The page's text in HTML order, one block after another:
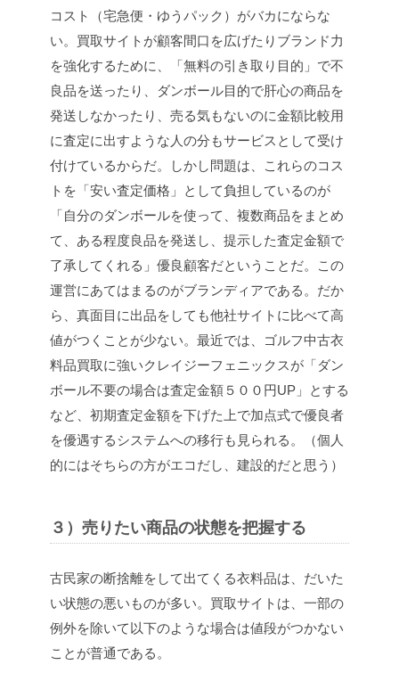
コスト（宅急便・ゆうパック）がバカにならな
い。買取サイトが顧客間口を広げたりブランド力
を強化するために、「無料の引き取り目的」で不
良品を送ったり、ダンボール目的で肝心の商品を
発送しなかったり、売る気もないのに金額比較用
に査定に出すような人の分もサービスとして受け
付けているからだ。しかし問題は、これらのコス
トを「安い査定価格」として負担しているのが
「自分のダンボールを使って、複数商品をまとめ
て、ある程度良品を発送し、提示した査定金額で
了承してくれる」優良顧客だということだ。この
運営にあてはまるのがブランディアである。だか
ら、真面目に出品をしても他社サイトに比べて高
値がつくことが少ない。最近では、ゴルフ中古衣
料品買取に強いクレイジーフェニックスが「ダン
ボール不要の場合は査定金額５００円UP」とする
など、初期査定金額を下げた上で加点式で優良者
を優遇するシステムへの移行も見られる。（個人
的にはそちらの方がエコだし、建設的だと思う）
３）売りたい商品の状態を把握する
古民家の断捨離をして出てくる衣料品は、だいた
い状態の悪いものが多い。買取サイトは、一部の
例外を除いて以下のような場合は値段がつかない
ことが普通である。